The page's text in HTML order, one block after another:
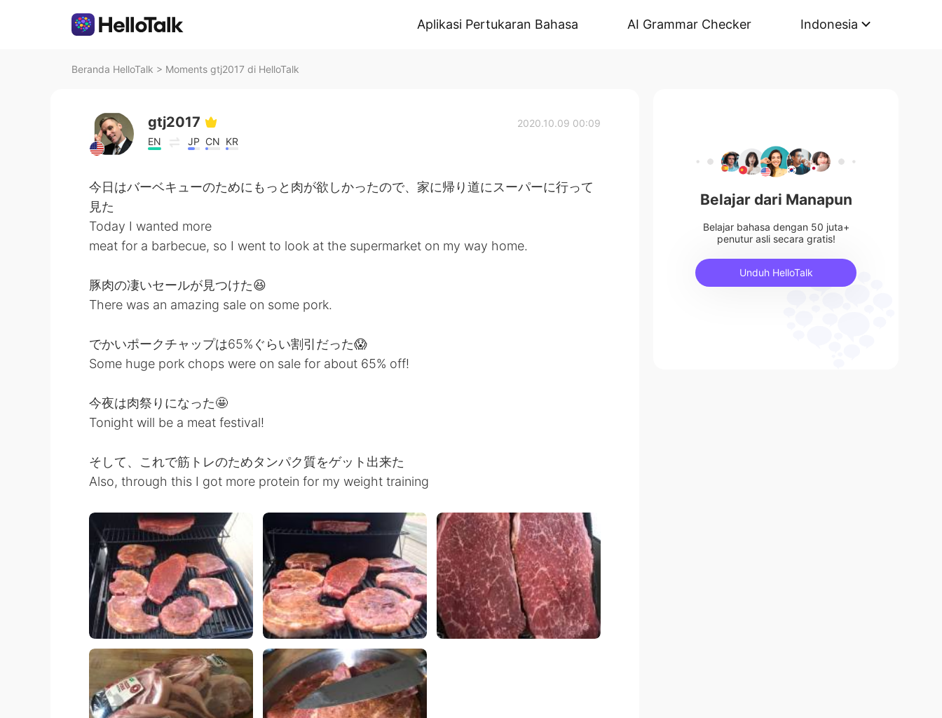
Aplikasi Pertukaran Bahasa AI Grammar Checker Indonesia
Beranda HelloTalk > Moments gtj2017 di HelloTalk
gtj2017
EN JP CN KR
2020.10.09 00:09
今日はバーベキューのためにもっと肉が欲しかったので、家に帰り道にスーパーに行って
見た
Today I wanted more
meat for a barbecue, so I went to look at the supermarket on my way home.
豚肉の凄いセールが見つけた😆
There was an amazing sale on some pork.
でかいポークチャップは65%ぐらい割引だった😱
Some huge pork chops were on sale for about 65% off!
今夜は肉祭りになった🤩
Tonight will be a meat festival!
そして、これで筋トレのためタンパク質をゲット出来た
Also, through this I got more protein for my weight training
Belajar dari Manapun
Belajar bahasa dengan 50 juta+
penutur asli secara gratis!
Unduh HelloTalk